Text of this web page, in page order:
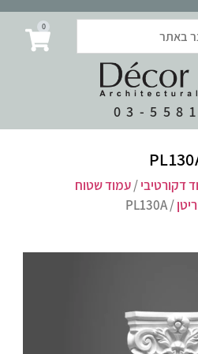
03-
0
דקורטיבי/עמוד שטוח
/ PL130A